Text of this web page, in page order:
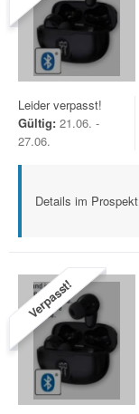
Leider verpasst!
Gültig: 21.06. -
27.06.
Details im Prospekt
Verpasst!